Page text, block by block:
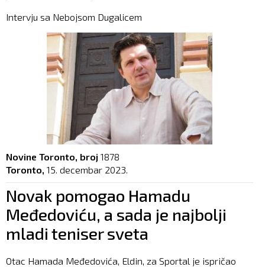
Intervju sa Nebojsom Dugalicem
Novine Toronto, broj 1878
Toronto, 15. decembar 2023.
Novak pomogao Hamadu
Međedoviću, a sada je najbolji
mladi teniser sveta
Otac Hamada Međedovića, Eldin, za Sportal je ispričao